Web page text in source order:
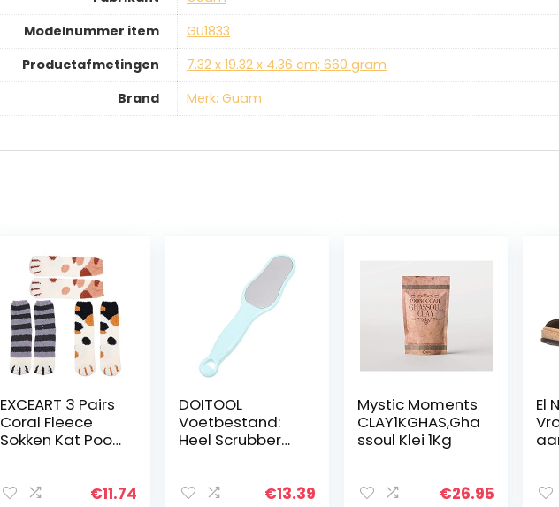
Modelnummer item
‎GU1833
Productafmetingen
‎7.32 x 19.32 x 4.36 cm; 660 gram
Brand
Merk: Guam
EXCEART 3 Pairs
Coral Fleece
Sokken Kat Poot
Sokken Warme
€11.74
DOITOOL
Voetbestand:
Heel Scrubber
Voor Voetzorg
€13.39
Mystic Moments
CLAY1KGHAS,Gha
ssoul Klei 1Kg
€26.95
El